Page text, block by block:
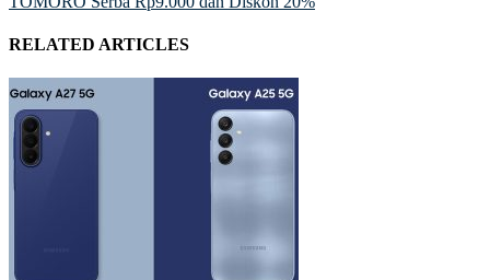
RELATED ARTICLES